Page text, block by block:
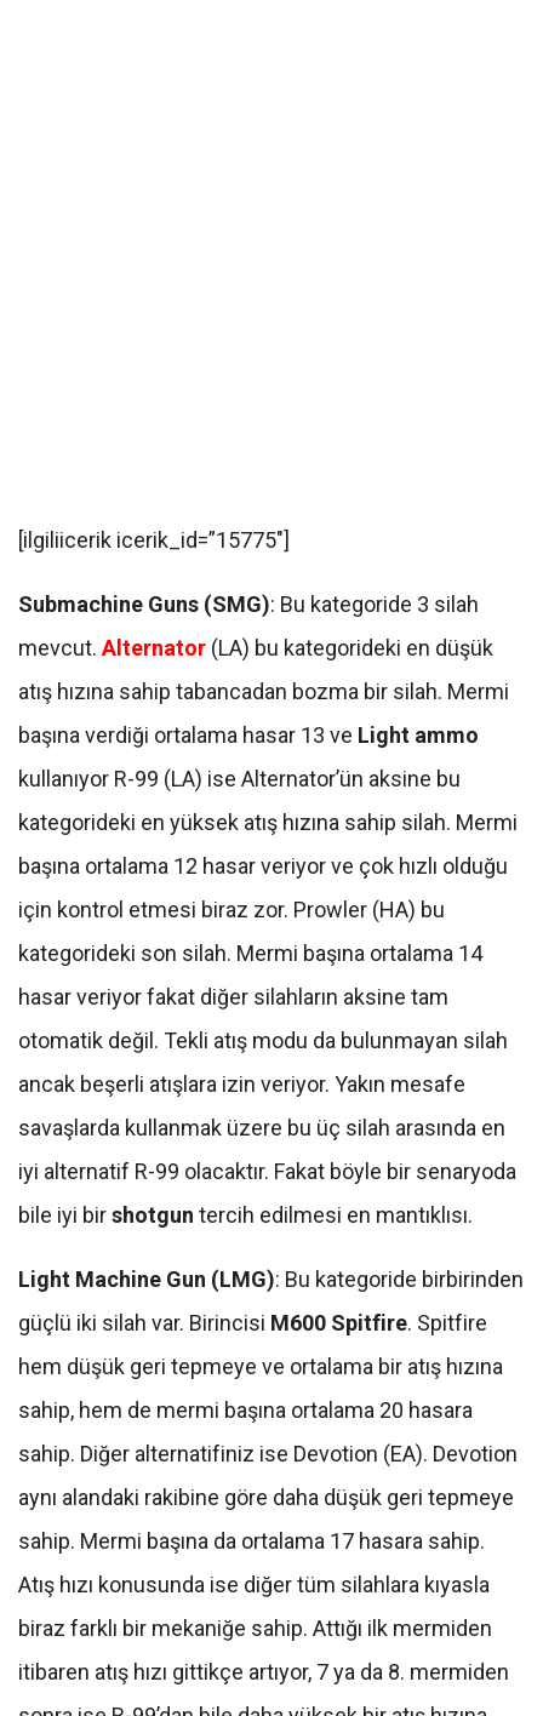
[ilgiliicerik icerik_id=”15775″]
Submachine Guns (SMG): Bu kategoride 3 silah
mevcut. Alternator (LA) bu kategorideki en düşük
atış hızına sahip tabancadan bozma bir silah. Mermi
başına verdiği ortalama hasar 13 ve Light ammo
kullanıyor R-99 (LA) ise Alternator’ün aksine bu
kategorideki en yüksek atış hızına sahip silah. Mermi
başına ortalama 12 hasar veriyor ve çok hızlı olduğu
için kontrol etmesi biraz zor. Prowler (HA) bu
kategorideki son silah. Mermi başına ortalama 14
hasar veriyor fakat diğer silahların aksine tam
otomatik değil. Tekli atış modu da bulunmayan silah
ancak beşerli atışlara izin veriyor. Yakın mesafe
savaşlarda kullanmak üzere bu üç silah arasında en
iyi alternatif R-99 olacaktır. Fakat böyle bir senaryoda
bile iyi birshotgun tercih edilmesi en mantıklısı.
Light Machine Gun (LMG): Bu kategoride birbirinden
güçlü iki silah var. Birincisi M600 Spitfire. Spitfire
hem düşük geri tepmeye ve ortalama bir atış hızına
sahip, hem de mermi başına ortalama 20 hasara
sahip. Diğer alternatifiniz ise Devotion (EA). Devotion
aynı alandaki rakibine göre daha düşük geri tepmeye
sahip. Mermi başına da ortalama 17 hasara sahip.
Atış hızı konusunda ise diğer tüm silahlara kıyasla
biraz farklı bir mekaniğe sahip. Attığı ilk mermiden
itibaren atış hızı gittikçe artıyor, 7 ya da 8. mermiden